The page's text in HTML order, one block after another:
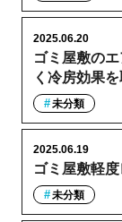
ゴミ屋敷の
く冷房効果
2025.06.20
未分類
ゴミ屋敷軽
2025.06.19
未分類